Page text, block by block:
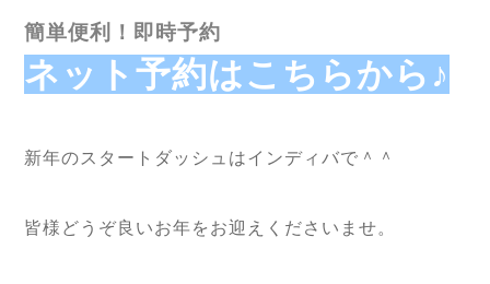
簡単便利！即時予約
ネット予約はこちらから♪
新年のスタートダッシュはインディバで＾＾
皆様どうぞ良いお年をお迎えくださいませ。